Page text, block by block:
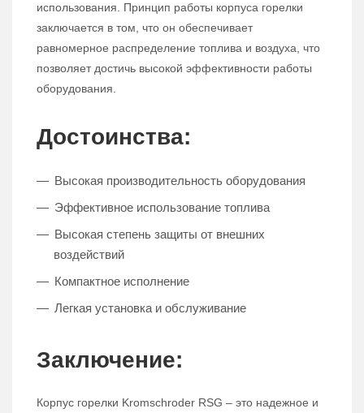
использования. Принцип работы корпуса горелки
заключается в том, что он обеспечивает
равномерное распределение топлива и воздуха, что
позволяет достичь высокой эффективности работы
оборудования.
Достоинства:
Высокая производительность оборудования
Эффективное использование топлива
Высокая степень защиты от внешних
воздействий
Компактное исполнение
Легкая установка и обслуживание
Заключение:
Корпус горелки Kromschroder RSG – это надежное и